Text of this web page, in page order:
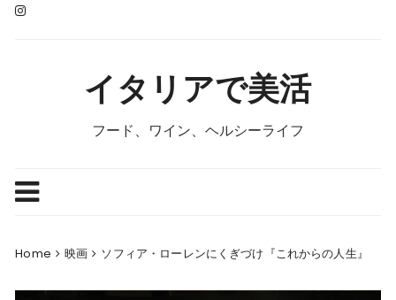
Skip
イタリアで美活
フード、ワイン、ヘルシーライフ
Home 映画 ソフィア・ローレンにくぎづけ『これからの人生』